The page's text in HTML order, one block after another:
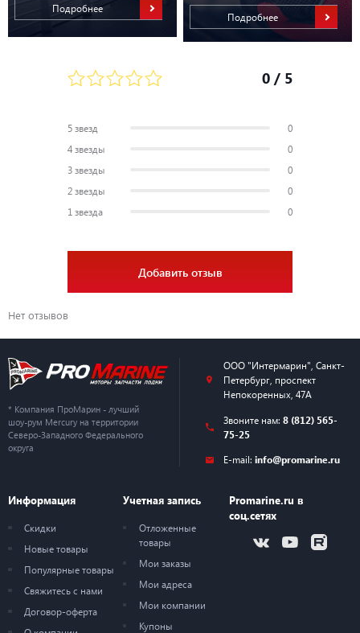
Подробнее
Подробнее
0 / 5
5 звезд
0
4 звезды
0
3 звезды
0
2 звезды
0
1 звезда
0
Добавить отзыв
Нет отзывов
* Компания ПроМарин - лучший
шоу-рум Mercury на территории
Северо-Западного Федерального
округа
ООО "Интермарин" Санкт-
Петербург, проспект
Непокоренных, 47А
Звоните нам: 8 (812) 565-
75-25
E-mail: info@promarine.ru
Информация
Скидки
Новые товары
Популярные товары
Свяжитесь с нами
Договор-оферта
Учетная запись
Отложенные
товары
Мои заказы
Мои адреса
Мои компании
Купоны
Promarine.ru в
соц.сетях